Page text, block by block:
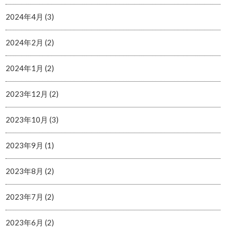
2024年4月 (3)
2024年2月 (2)
2024年1月 (2)
2023年12月 (2)
2023年10月 (3)
2023年9月 (1)
2023年8月 (2)
2023年7月 (2)
2023年6月 (2)